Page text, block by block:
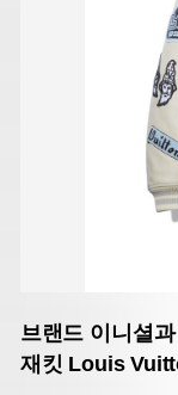
브랜드 이니셜
재킷 Louis